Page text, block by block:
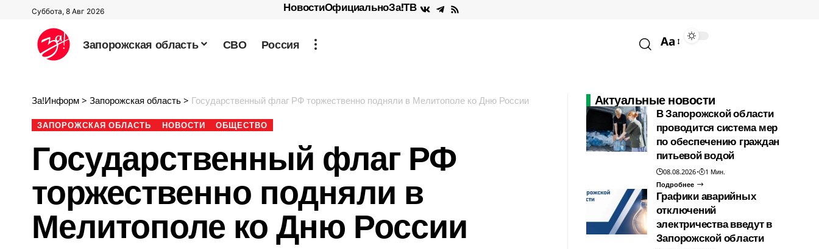
Суббота, 8 Авг 2026 НовостиОфициальноЗа!ТВ
Запорожская область СВО Россия Aa
За!Информ > Запорожская область > Государственный флаг РФ торжественно подняли в Мелитополе ко Дню России
ЗАПОРОЖСКАЯ ОБЛАСТЬ НОВОСТИ ОБЩЕСТВО
Государственный флаг РФ
торжественно подняли в
Мелитополе ко Дню России
Актуальные новости
В Запорожской области
проводится система мер
по обеспечению граждан
питьевой водой
08.08.2026
1 Мин.
Подробнее
Графики аварийных
отключений
электричества введут в
Запорожской области